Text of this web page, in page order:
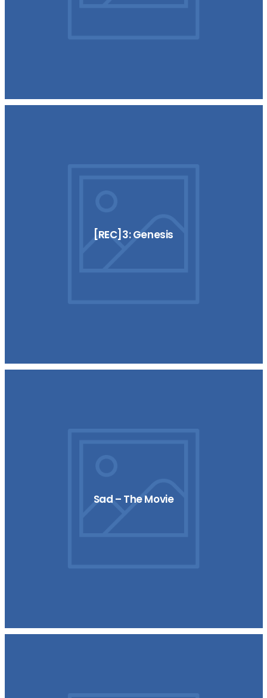
[REC]3: Genesis
Sad – The Movie